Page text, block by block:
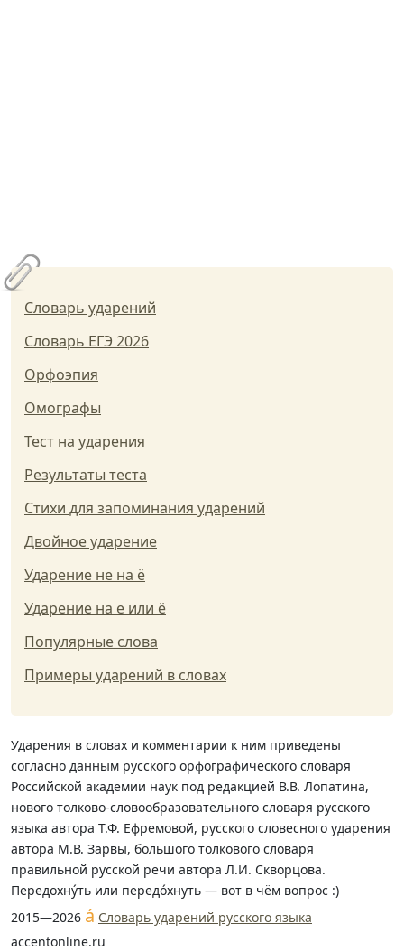
Словарь ударений
Словарь ЕГЭ 2026
Орфоэпия
Омографы
Тест на ударения
Результаты теста
Стихи для запоминания ударений
Двойное ударение
Ударение не на ё
Ударение на е или ё
Популярные слова
Примеры ударений в словах
Ударения в словах и комментарии к ним приведены
согласно данным русского орфографического словаря
Российской академии наук под редакцией В.В. Лопатина,
нового толково-словообразовательного словаря русского
языка автора Т.Ф. Ефремовой, русского словесного ударения
автора М.В. Зарвы, большого толкового словаря
правильной русской речи автора Л.И. Скворцова.
Передохну́ть или передо́хнуть — вот в чём вопрос :)
2015—2026 á Словарь ударений русского языка
accentonline.ru